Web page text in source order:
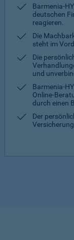
Barmenia-
deutschen
reagieren.
Die
steht im
Die
und
Barmenia-
Online-
durch einen
Der